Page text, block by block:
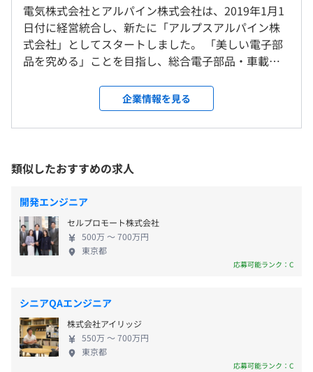
トキーレスエントリーシステムをはじめとする多彩なアイ
テムは、車両の走行性能・快適性・安全性の向上に貢献し
ます。また、アルパインカンパニーが有する車載情報機器
へのノウハウを生かし、世界中の自動車メーカーに多くの
ムやナビゲーション、ディスプレイは、各社のサプライヤ
ーアワードを受賞するなど高い評価をいただいています。
ナビゲーションなどの開発で高められたアルパインカンパ
ニーのシステム／ソフトウェア設計力を生かし、自動車産
業の大変革に合わせてハードとソフトを融合する取り組み
や、独自のサービス開発を加速しています。デバイスに精
通したシステム提案をおこなうとともに、MaaS領域での
ブロックチェーンを活用したデジタルキー、シェアカーや
社有車の利便性を高める遠隔モニタリングシステムなどを
レスに見すえたソリューションを提案していきます。
《年間休日125日》
・週休2日制（基本は土・日・祝は休み。当社カレンダー
により若干異なります）
・年次有給休暇
など
・通勤手当
・残業、早出勤務手当
・住宅手当
・次世代育成支援手当（18歳未満の子1名につき毎月支
（いずれも当社規定による）
年2回（6月・12月）
電気株式会社とアルパイン株式会社は、2019年1月1
日付に経営統合し、新たに「アルプスアルパイン株
式会社」としてスタートしました。 「美しい電子部
品を究める」ことを目指し、総合電子部品・車載情
は、両社の持つコアデバイス技術、システム設計力
およびソフトウェア開発力を活用し、シナジーを着
実に実現してまいります。国内外2,000社以上・製品
車産業においては「CASE」（Connected,
Autonomous, Shared & Services, Electric）を代表
とし、百年に一度といわれる大変革が訪れています。
また、EHI（Energy, Healthcare, Industry）市場にお
いては、多種多様な顧客とさまざまなビジネスモデ
ルが生まれるものと予想されます。 このような激動
と変革期において、アルプスのコアデバイスを深耕
範なデバイスや技術をシステムに仕上げる「横のI
型」を合わせた「T型」企業（Innovative T-shaped
Company）へと進化することで、自動車産業をはじ
めモバイル、民生機器、さらにはエネルギーやヘル
スケア、インダストリーなどさまざまな市場へ向け
企業情報を見る
類似したおすすめの求人
開発エンジニア
セルプロモート株式会社
500万 〜 700万円
東京都
応募可能ランク：C
シニアQAエンジニア
株式会社アイリッジ
550万 〜 700万円
東京都
応募可能ランク：C